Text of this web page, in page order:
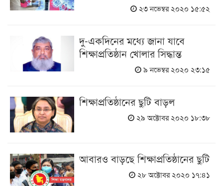
২৩ নভেম্বর ২০২০ ১৫:৫২
দু-একদিনের মধ্যে জানা যাবে
শিক্ষাপ্রতিষ্ঠান খোলার সিদ্ধান্ত
৯ নভেম্বর ২০২০ ২৩:১৫
শিক্ষাপ্রতিষ্ঠানের ছুটি বাড়ল
২৯ অক্টোবর ২০২০ ১৮:৩৮
আবারও বাড়ছে শিক্ষাপ্রতিষ্ঠানের ছুটি
২৮ অক্টোবর ২০২০ ১৭:৪১